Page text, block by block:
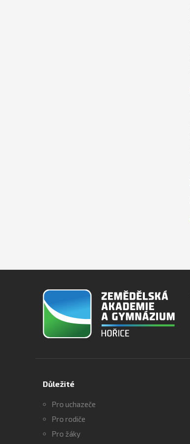
Důležité
Pro uchazeče
Pro rodiče
Pro žáky